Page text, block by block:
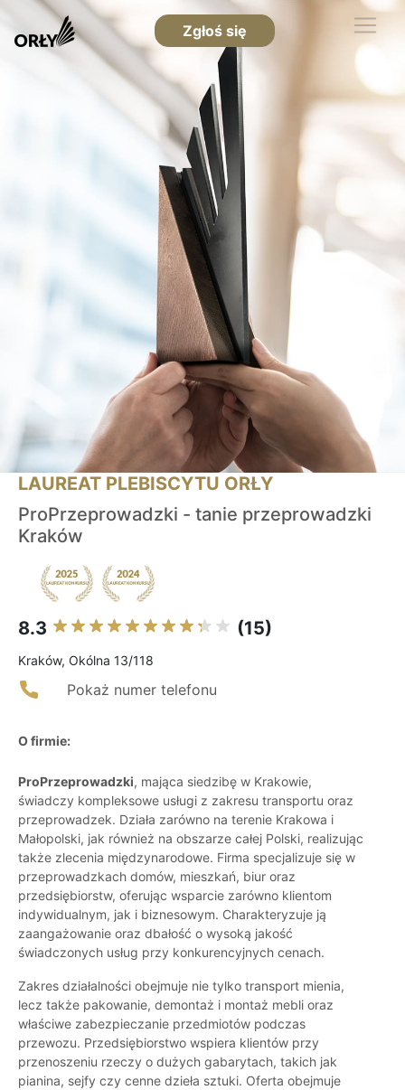
Zgłoś się
LAUREAT PLEBISCYTU ORŁY
ProPrzeprowadzki - tanie przeprowadzki
Kraków
8.3 (15)
Kraków, Okólna 13/118
Pokaż numer telefonu
O firmie:
ProPrzeprowadzki, mająca siedzibę w Krakowie,
świadczy kompleksowe usługi z zakresu transportu oraz
przeprowadzek. Działa zarówno na terenie Krakowa i
Małopolski, jak również na obszarze całej Polski, realizując
także zlecenia międzynarodowe. Firma specjalizuje się w
przeprowadzkach domów, mieszkań, biur oraz
przedsiębiorstw, oferując wsparcie zarówno klientom
indywidualnym, jak i biznesowym. Charakteryzuje ją
zaangażowanie oraz dbałość o wysoką jakość
świadczonych usług przy konkurencyjnych cenach.
Zakres działalności obejmuje nie tylko transport mienia,
lecz także pakowanie, demontaż i montaż mebli oraz
właściwe zabezpieczanie przedmiotów podczas
przewozu. Przedsiębiorstwo wspiera klientów przy
przenoszeniu rzeczy o dużych gabarytach, takich jak
pianina, sejfy czy cenne dzieła sztuki. Oferta obejmuje